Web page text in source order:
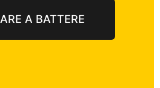
A BATTERE